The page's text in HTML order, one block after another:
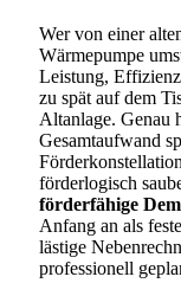
Wer von einer
Wärmepumpe
Leistung,
zu spät auf dem
Altanlage. Genau
Gesamtaufwand
förderlogisch
förderfähige
Anfang an als
lästige
professionell